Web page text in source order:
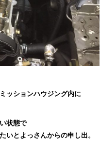
ッションハウジング内に
状態で
いとよっさんからの申し出。